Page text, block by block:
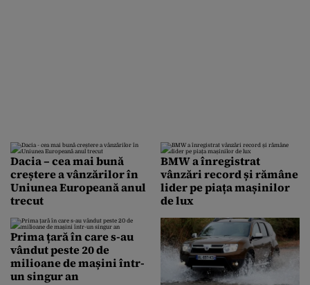
Dacia – cea mai bună
creștere a vânzărilor în
Uniunea Europeană anul
trecut
BMW a înregistrat
vânzări record și rămâne
lider pe piața mașinilor
de lux
Prima țară în care s-au
vândut peste 20 de
milioane de mașini într-
un singur an